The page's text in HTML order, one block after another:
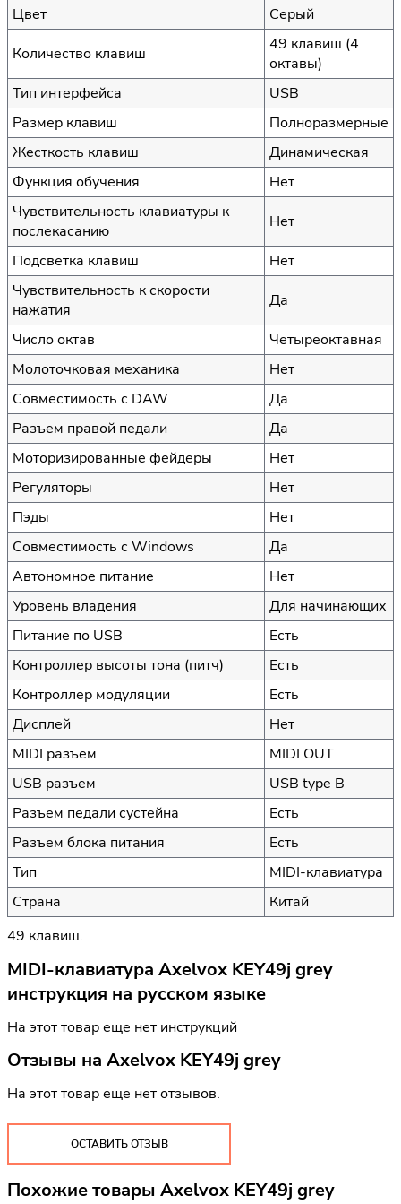
Цвет
Серый
Количество клавиш
49 клавиш (4
октавы)
Тип интерфейса
USB
Размер клавиш
Полноразмерные
Жесткость клавиш
Динамическая
Функция обучения
Нет
Чувствительность клавиатуры к
послекасанию
Нет
Подсветка клавиш
Нет
Чувствительность к скорости
нажатия
Да
Число октав
Четыреоктавная
Молоточковая механика
Нет
Совместимость с DAW
Да
Разъем правой педали
Да
Моторизированные фейдеры
Нет
Регуляторы
Нет
Пэды
Нет
Совместимость с Windows
Да
Автономное питание
Нет
Уровень владения
Для начинающих
Питание по USB
Есть
Контроллер высоты тона (питч)
Есть
Контроллер модуляции
Есть
Дисплей
Нет
MIDI разъем
MIDI OUT
USB разъем
USB type B
Разъем педали сустейна
Есть
Разъем блока питания
Есть
Тип
MIDI-клавиатура
Страна
Китай
49 клавиш.
MIDI-клавиатура Axelvox KEY49j grey
инструкция на русском языке
На этот товар еще нет инструкций
Отзывы на Axelvox KEY49j grey
На этот товар еще нет отзывов.
ОСТАВИТЬ ОТЗЫВ
Похожие товары Axelvox KEY49j grey